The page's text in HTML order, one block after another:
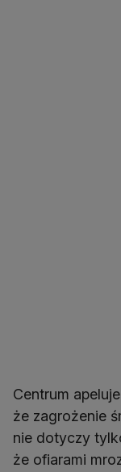
Centrum
że zagrożenie
nie dotyczy
że ofiarami